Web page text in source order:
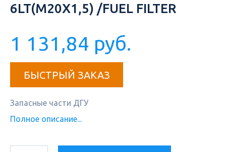
6LT(М20Х1,5) /FUEL FILTER
1 131,84 руб.
БЫСТРЫЙ ЗАКАЗ
Запасные части ДГУ
Полное описание...